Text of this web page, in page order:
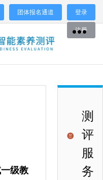
团体报名通道 登录
注册
级教
测
评
服
务